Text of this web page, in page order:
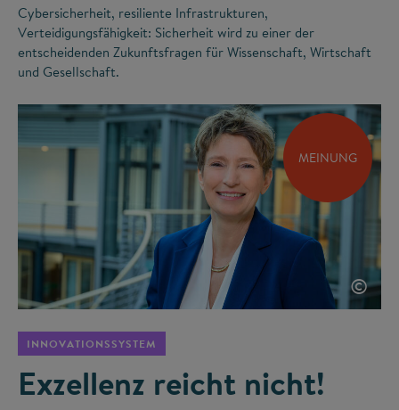
Cybersicherheit, resiliente Infrastrukturen,
Verteidigungsfähigkeit: Sicherheit wird zu einer der
entscheidenden Zukunftsfragen für Wissenschaft, Wirtschaft
und Gesellschaft.
MEINUNG
©
INNOVATIONSSYSTEM
Exzellenz reicht nicht!